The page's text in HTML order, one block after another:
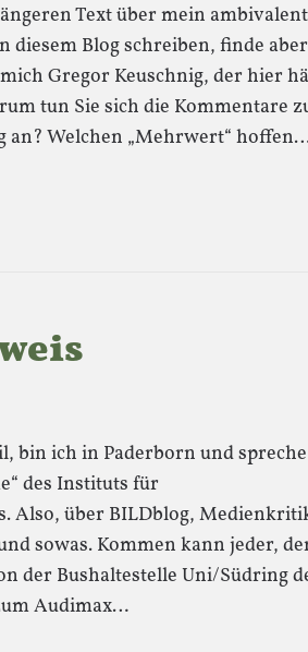
Text über mein
diesem Blog schreiben, finde
Gregor Keuschnig, der hier
tun Sie sich die Kommentare
an? Welchen „Mehrwert“
bin ich in Paderborn und
des Instituts für
Also, über BILDblog,
sowas. Kommen kann jeder,
der Bushaltestelle Uni/Südring
Audimax…